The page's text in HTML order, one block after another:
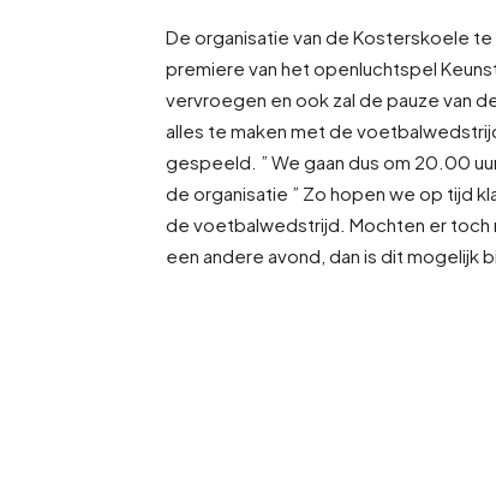
De organisatie van de Kosterskoele
premiere van het openluchtspel
vervroegen en ook zal de pauze van
alles te maken met de
gespeeld. ” We gaan dus om 20.00
de organisatie ” Zo hopen we op tijd
de voetbalwedstrijd. Mochten er toch
een andere avond, dan is dit mogelijk